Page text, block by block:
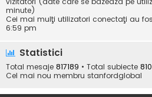
minute)
Cei mai mulţi utilizatori conectaţi au
6:59 pm
Statistici
Total mesaje 817189 • Total subiecte
Cel mai nou membru stanfordglobal